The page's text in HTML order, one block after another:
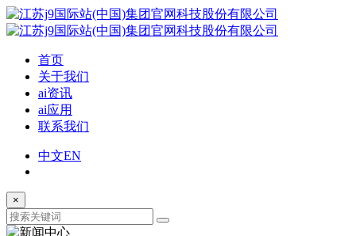
首页
关于我们
ai资讯
ai应用
联系我们
中文EN
×